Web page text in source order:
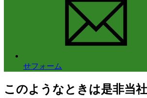
せフォーム
このようなときは是非当